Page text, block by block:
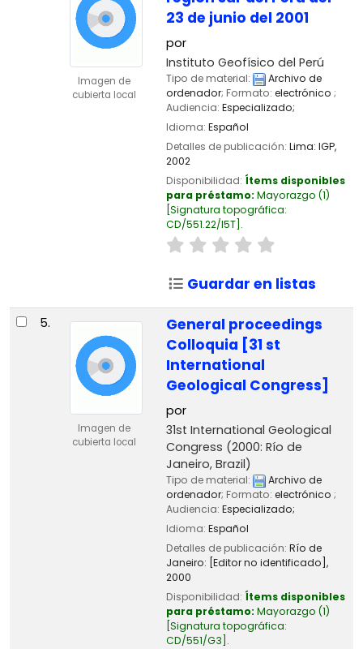
Imagen de
cubierta local
23 de junio del 2001
por
Instituto Geofísico del Perú
Tipo de material:
Archivo de
ordenador; Formato: electrónico ;
Audiencia: Especializado;
Idioma: Español
Detalles de publicación: Lima: IGP,
2002
Disponibilidad: Ítems disponibles
para préstamo: Mayorazgo (1)
Signatura topográfica:
CD/551.22/I5T .
Guardar en listas
5.
Imagen de
cubierta local
General proceedings
Colloquia [31 st
International
Geological Congress]
por
31st International Geological
Congress (2000: Río de
Janeiro, Brazil)
Tipo de material:
Archivo de
ordenador; Formato: electrónico ;
Audiencia: Especializado;
Idioma: Español
Detalles de publicación: Río de
Janeiro: [Editor no identificado],
2000
Disponibilidad: Ítems disponibles
para préstamo: Mayorazgo (1)
Signatura topográfica:
CD/551/G3 .